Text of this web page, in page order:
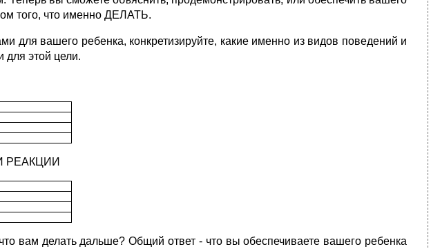
того, что именно ДЕЛАТЬ.
для вашего ребенка, конкретизируйте, какие именно из видов поведений и
для этой цели.
РЕАКЦИИ
вам делать дальше? Общий ответ - что вы обеспечиваете вашего ребенка